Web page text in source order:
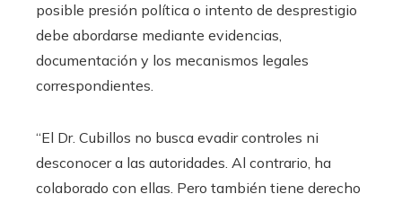
posible presión política o intento de desprestigio
debe abordarse mediante evidencias,
documentación y los mecanismos legales
correspondientes.
“El Dr. Cubillos no busca evadir controles ni
desconocer a las autoridades. Al contrario, ha
colaborado con ellas. Pero también tiene derecho